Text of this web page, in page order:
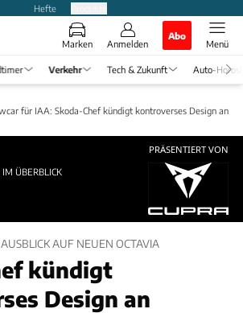
Hefte
Marken Anmelden
Abo
Menü
Verkehr Tech & Zukunft Auto-
für IAA: Skoda-Chef kündigt kontroverses Design an
ÜBERBLICK
PRÄSENTIERT VON
AUF NEUEN OCTAVIA
kündigt
Design an